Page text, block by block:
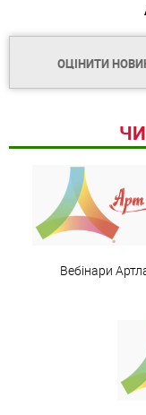
ОЦІНИТИ
Вебінари